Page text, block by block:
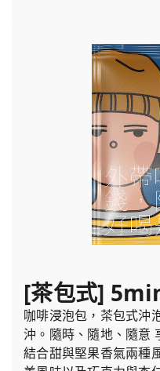
[茶包式]
咖啡浸泡包，茶包式沖
沖。隨時、隨地、隨意
結合甜與堅果香氣兩種